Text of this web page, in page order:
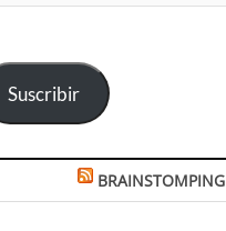
Suscribir
BRAINSTOMPING